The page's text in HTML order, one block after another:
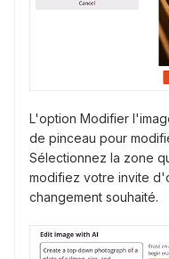
L'option Modifier
de pinceau pour
Sélectionnez la zone
modifiez votre invite
changement souhaité.